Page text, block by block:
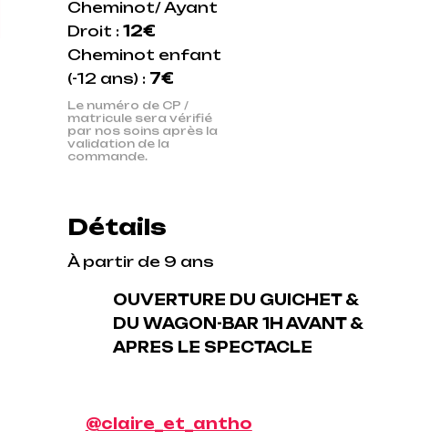
Cheminot/ Ayant
Droit : 12€
Cheminot enfant
(-12 ans) : 7€
Le numéro de CP /
matricule sera vérifié
par nos soins après la
validation de la
commande.
Détails
À partir de 9 ans
OUVERTURE DU GUICHET &
DU WAGON-BAR 1H AVANT &
APRES LE SPECTACLE
@claire_et_antho